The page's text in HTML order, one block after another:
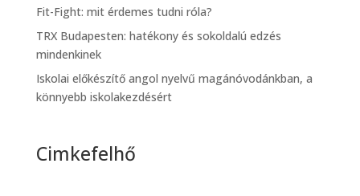
Fit-Fight: mit érdemes tudni róla?
TRX Budapesten: hatékony és sokoldalú edzés
mindenkinek
Iskolai előkészítő angol nyelvű magánóvodánkban, a
könnyebb iskolakezdésért
Cimkefelhő